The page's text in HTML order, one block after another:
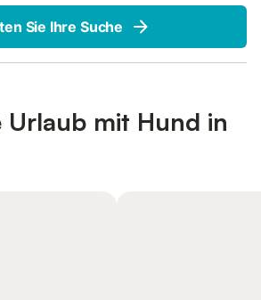
Sie Ihre Suche
Urlaub mit Hund in